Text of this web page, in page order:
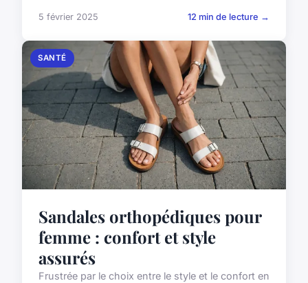
5 février 2025 12 min de lecture →
SANTÉ
Sandales orthopédiques pour
femme : confort et style
assurés
Frustrée par le choix entre le style et le confort en